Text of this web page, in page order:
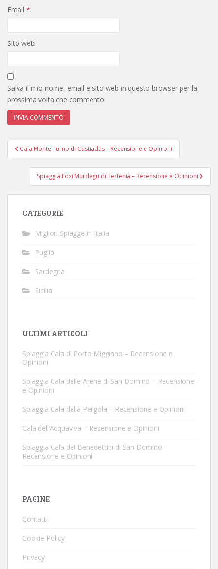
Email *
Sito web
Salva il mio nome, email e sito web in questo browser per la
prossima volta che commento.
Navigazione
articoli
Cala Monte Turno di Castiadas – Recensione e Opinioni
Spiaggia Foxi Murdegu di Tertenia – Recensione e Opinioni
CATEGORIE
Migliori Spiagge in Italia
Puglia
Sardegna
Sicilia
ULTIMI ARTICOLI
Spiaggia Cala di Porto Miggiano – Recensione e
Opinioni
Spiaggia Cala delle Arene di San Domino – Recensione
e Opinioni
Spiaggia Cala della Pergola – Recensione e Opinioni
Cala dell’Acquaviva – Recensione e Opinioni
Spiaggia Cala dei Benedettini di San Domino –
Recensione e Opinioni
PAGINE
Contatti
Cookie Policy
Privacy